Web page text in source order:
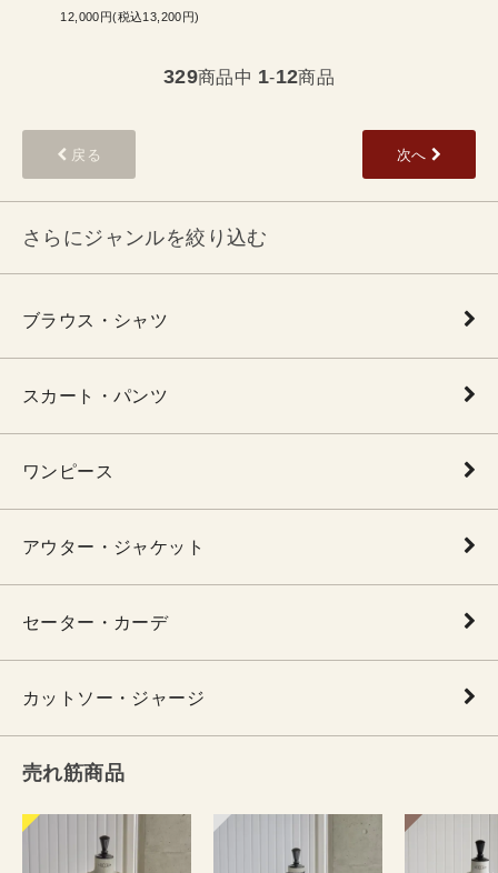
12,000円(税込13,200円)
329商品中 1-12商品
戻る 次へ
さらにジャンルを絞り込む
ブラウス・シャツ
スカート・パンツ
ワンピース
アウター・ジャケット
セーター・カーデ
カットソー・ジャージ
売れ筋商品